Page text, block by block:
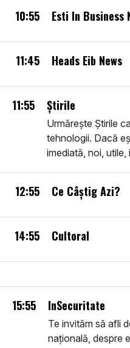
10:55 Esti In Business
11:45 Heads Eib News
11:55 Știrile
Urmărește Știrile
tehnologii. Dacă
imediată, noi,
12:55 Ce Câștig Azi?
14:55 Cultoral
15:55 InSecuritate
Te invităm să afli
națională, despre